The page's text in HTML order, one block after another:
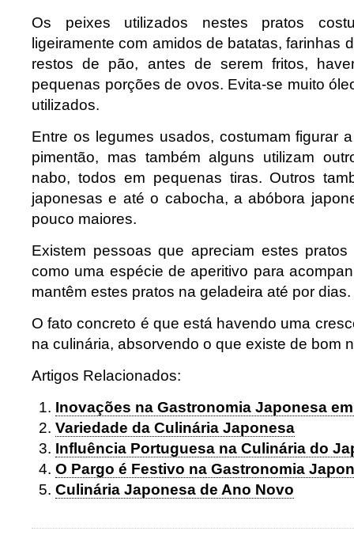
Os peixes utilizados nestes pratos
ligeiramente com amidos de batatas, farinhas
restos de pão, antes de serem fritos,
pequenas porções de ovos. Evita-se muito
utilizados.
Entre os legumes usados, costumam figurar
pimentão, mas também alguns utilizam
nabo, todos em pequenas tiras. Outros
japonesas e até o cabocha, a abóbora
pouco maiores.
Existem pessoas que apreciam estes
como uma espécie de aperitivo para
mantêm estes pratos na geladeira até por dias.
O fato concreto é que está havendo uma
na culinária, absorvendo o que existe de bom
Artigos Relacionados:
Inovações na Gastronomia Japonesa
Variedade da Culinária Japonesa
Influência Portuguesa na Culinária do
O Pargo é Festivo na Gastronomia
Culinária Japonesa de Ano Novo